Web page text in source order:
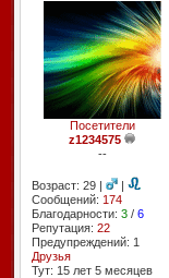
Посетители
z1234575
--
Возраст: 29 |
|
Сообщений: 174
Благодарности: 3/ 6
Репутация: 22
Предупреждений: 1
Друзья
Тут: 15 лет 5 месяцев